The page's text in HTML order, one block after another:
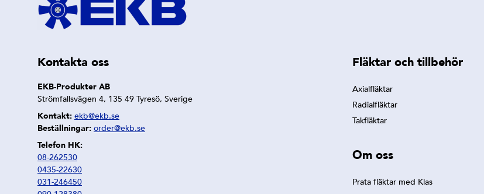
Kontakta oss
EKB-Produkter AB
Strömfallsvägen 4, 135 49 Tyresö, Sverige
Kontakt: ekb@ekb.se
Beställningar: order@ekb.se
Telefon HK:
08-262530
0435-22630
031-246450
Fläktar och tillbehör
Axialfläktar
Radialfläktar
Takfläktar
Om oss
Prata fläktar med Klas